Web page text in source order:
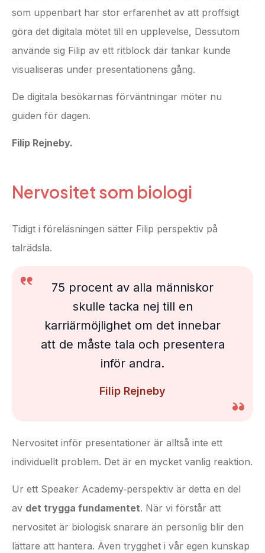
som uppenbart har stor erfarenhet av att proffsigt
göra det digitala mötet till en upplevelse, Dessutom
använde sig Filip av ett ritblock där tankar kunde
visualiseras under presentationens gång.
De digitala besökarnas förväntningar möter nu
guiden för dagen.
Filip Rejneby.
Nervositet som biologi
Tidigt i föreläsningen sätter Filip perspektiv på
talrädsla.
75 procent av alla människor
skulle tacka nej till en
karriärmöjlighet om det innebar
att de måste tala och presentera
inför andra.
Filip Rejneby
Nervositet inför presentationer är alltså inte ett
individuellt problem. Det är en mycket vanlig reaktion.
Ur ett Speaker Academy‑perspektiv är detta en del
av det trygga fundamentet. När vi förstår att
nervositet är biologisk snarare än personlig blir den
lättare att hantera. Även trygghet i vår egen kunskap